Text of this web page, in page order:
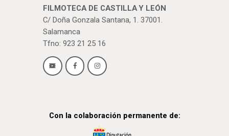
FILMOTECA DE CASTILLA Y LEÓN
C/ Doña Gonzala Santana, 1. 37001.
Salamanca
Tfno: 923 21 25 16
Con la colaboración permanente de: